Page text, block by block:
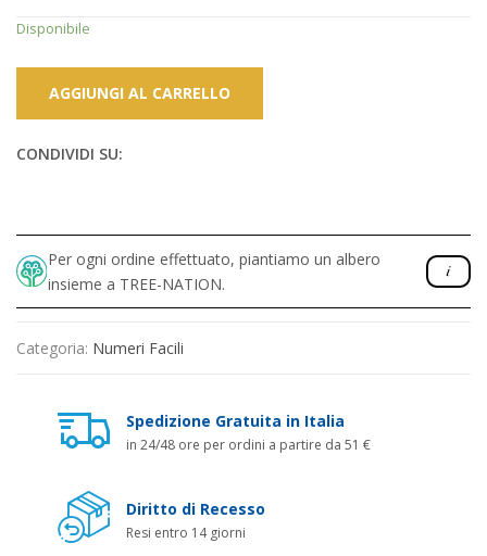
Disponibile
AGGIUNGI AL CARRELLO
CONDIVIDI SU:
Per ogni ordine effettuato, piantiamo un albero
insieme a TREE-NATION.
Categoria: Numeri Facili
Spedizione Gratuita in Italia
in 24/48 ore per ordini a partire da 51 €
Diritto di Recesso
Resi entro 14 giorni